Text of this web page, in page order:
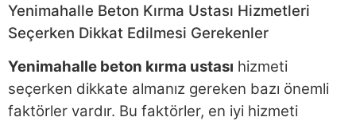
Yenimahalle Beton Kırma Ustası Hizmetleri
Seçerken Dikkat Edilmesi Gerekenler
Yenimahalle beton kırma ustası hizmeti
seçerken dikkate almanız gereken bazı önemli
faktörler vardır. Bu faktörler, en iyi hizmeti